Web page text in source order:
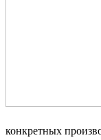
конкретных